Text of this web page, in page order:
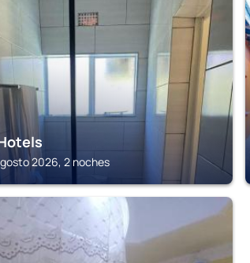
2026, 2 noches